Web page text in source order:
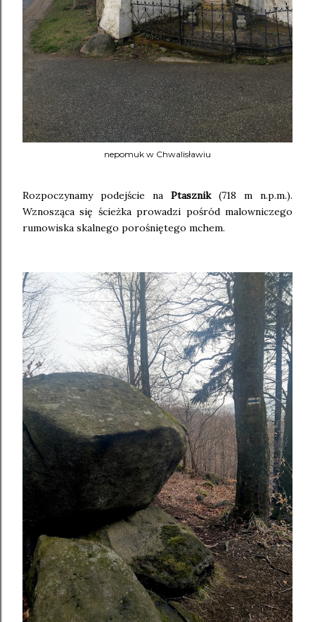
nepomuk w Chwalisławiu
Rozpoczynamy podejście na Ptasznik(718 m n.p.m.).
Wznosząca się ścieżka prowadzi pośród malowniczego
rumowiska skalnego porośniętego mchem.